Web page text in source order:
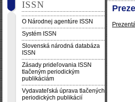
ISSN
O Národnej agentúre ISSN
Systém ISSN
Slovenská národná databáza
ISSN
Zásady prideľovania ISSN
tlačeným periodickým
publikáciám
Vydavateľská úprava tlačených
periodických publikácií